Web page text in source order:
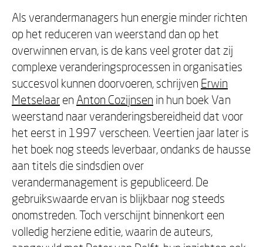
Als verandermanagers hun energie minder richten
op het reduceren van weerstand dan op het
overwinnen ervan, is de kans veel groter dat zij
complexe veranderingsprocessen in organisaties
succesvol kunnen doorvoeren, schrijven Erwin
Metselaar en Anton Cozijnsen in hun boek Van
weerstand naar veranderingsbereidheid dat voor
het eerst in 1997 verscheen. Veertien jaar later is
het boek nog steeds leverbaar, ondanks de hausse
aan titels die sindsdien over
verandermanagement is gepubliceerd. De
gebruikswaarde ervan is blijkbaar nog steeds
onomstreden. Toch verschijnt binnenkort een
volledig herziene editie, waarin de auteurs,